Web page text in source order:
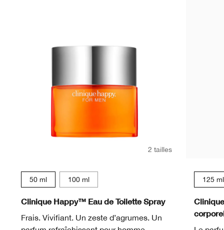
2 tailles
50 ml 100 ml
Clinique Happy™ Eau de Toilette Spray
Frais. Vivifiant. Un zeste d’agrumes. Un
125 ml